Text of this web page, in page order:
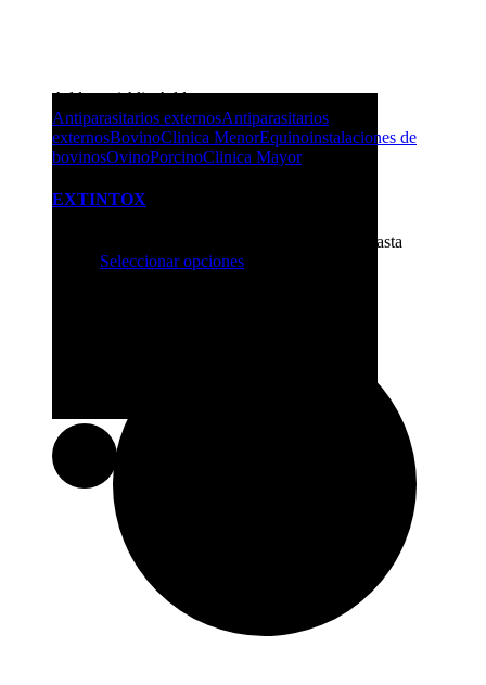
Add to wishlistAdd to compare
Antiparasitarios externosAntiparasitarios
externosBovinoClinica MenorEquinoinstalaciones de
bovinosOvinoPorcinoClinica Mayor
EXTINTOX
Rango de precios: desde $4.44 hasta
Seleccionar opciones